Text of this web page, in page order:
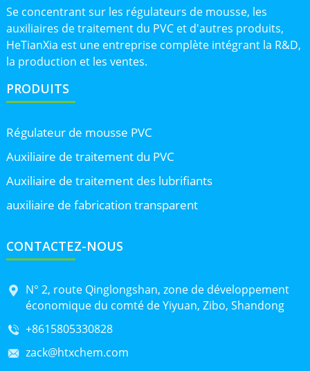
Se concentrant sur les régulateurs de mousse, les
auxiliaires de traitement du PVC et d'autres produits,
HeTianXia est une entreprise complète intégrant la R&D,
la production et les ventes.
PRODUITS
Régulateur de mousse PVC
Auxiliaire de traitement du PVC
Auxiliaire de traitement des lubrifiants
auxiliaire de fabrication transparent
CONTACTEZ-NOUS
N° 2, route Qinglongshan, zone de développement
économique du comté de Yiyuan, Zibo, Shandong
+8615805330828
zack@htxchem.com